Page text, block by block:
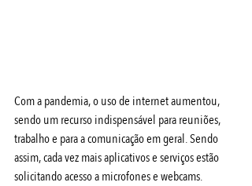
Com a pandemia, o uso de internet aumentou,
sendo um recurso indispensável para reuniões,
trabalho e para a comunicação em geral. Sendo
assim, cada vez mais aplicativos e serviços estão
solicitando acesso a microfones e webcams.